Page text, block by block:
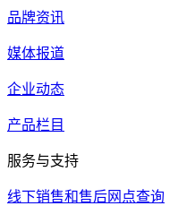
品牌资讯
媒体报道
企业动态
产品栏目
服务与支持
线下销售和售后网点查询